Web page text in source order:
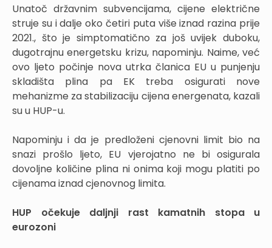
Unatoč državnim subvencijama, cijene električne
struje su i dalje oko četiri puta više iznad razina prije
2021., što je simptomatično za još uvijek duboku,
dugotrajnu energetsku krizu, napominju. Naime, već
ovo ljeto počinje nova utrka članica EU u punjenju
skladišta plina pa EK treba osigurati nove
mehanizme za stabilizaciju cijena energenata, kazali
su u HUP-u.
Napominju i da je predloženi cjenovni limit bio na
snazi prošlo ljeto, EU vjerojatno ne bi osigurala
dovoljne količine plina ni onima koji mogu platiti po
cijenama iznad cjenovnog limita.
HUP očekuje daljnji rast kamatnih stopa u
eurozoni